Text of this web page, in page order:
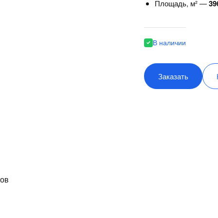
Площадь, м² —
В наличии
Заказать